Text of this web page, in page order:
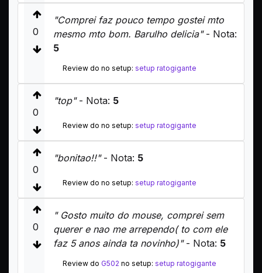
0
"Comprei faz pouco tempo gostei mto
mesmo mto bom. Barulho delicia"- Nota:
5
Review do no setup: setup ratogigante
0
"top"- Nota: 5
Review do no setup: setup ratogigante
0
"bonitao!!"- Nota: 5
Review do no setup: setup ratogigante
0
" Gosto muito do mouse, comprei sem
querer e nao me arrependo( to com ele
faz 5 anos ainda ta novinho)"- Nota: 5
Review do G502 no setup: setup ratogigante